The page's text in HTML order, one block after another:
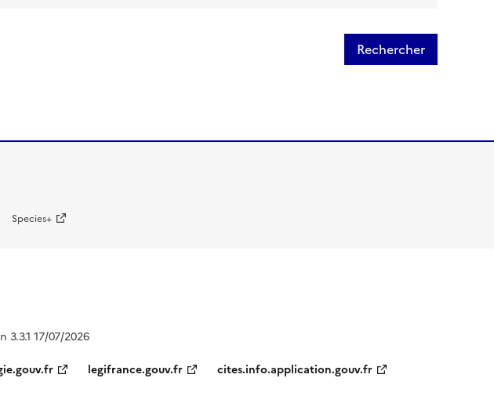
Rechercher
Species+
3.3.1 17/07/2026
legifrance.gouv.fr cites.info.application.gouv.fr